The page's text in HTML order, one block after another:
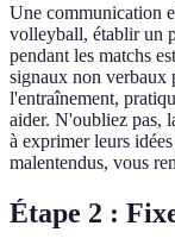
Une communication
volleyball, établir un
pendant les matchs
signaux non verbaux
l'entraînement,
aider. N'oubliez pas,
à exprimer leurs
malentendus, vous
Étape 2 :